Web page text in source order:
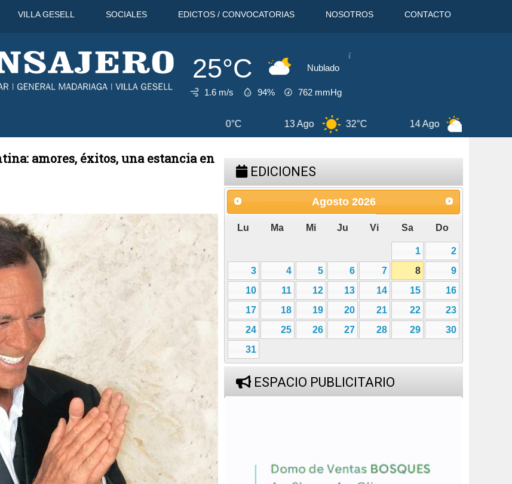
VILLA GESELL SOCIALES EDICTOS / CONVOCATORIAS NOSOTROS CONTACTO
25°C Nublado
1.6 m/s 94% 762 mmHg
13 Ago 32°C 14 Ago 30°C
amores, éxitos, una estancia en
EDICIONES
Agosto 2026
Lu Ma Mi Ju Vi Sa Do
1
2
3
4 5 6 7 8
9
10
11 12 13 14 15
16
17
18 19 20 21 22
23
24
25 26 27 28 29
30
31
ESPACIO PUBLICITARIO